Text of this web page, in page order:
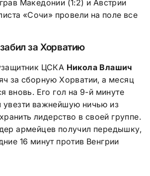
Македонии (1:2) и Австрии
«Сочи» провели на поле все
за Хорватию
ЦСКА Никола Влашич
за сборную Хорватии, а месяц
вновь. Его гол на 9-й минуте
увезти важнейшую ничью из
лидерство в своей группе.
армейцев получил передышку,
16 минут против Венгрии